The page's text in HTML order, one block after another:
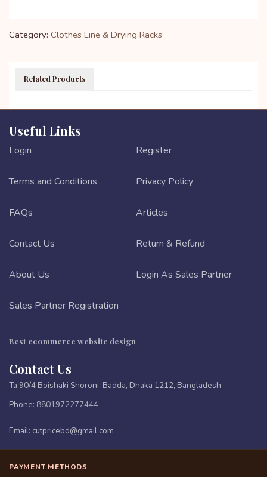
Category: Clothes Line & Drying Racks
Related Products
Useful Links
Login Register
Terms and Conditions Privacy Policy
FAQs Articles
Contact Us Return & Refund
About Us Login As Sales Partner
Sales Partner Registration
Best ecommerce website design
Contact Us
Ta 90/4 Boishaki Shoroni, Badda, Dhaka 1212, Bangladesh
Phone: 8801972277444
Email: cutpricebd@gmail.com
PAYMENT METHODS